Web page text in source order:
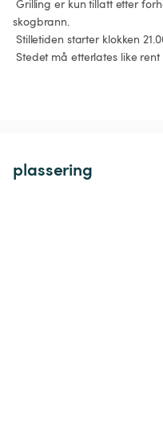
skogbrann.
Stedet må etterlates like
plassering